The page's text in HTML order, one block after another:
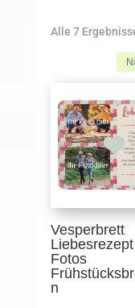
Alle 7
Vesperbrett
Fotos
n